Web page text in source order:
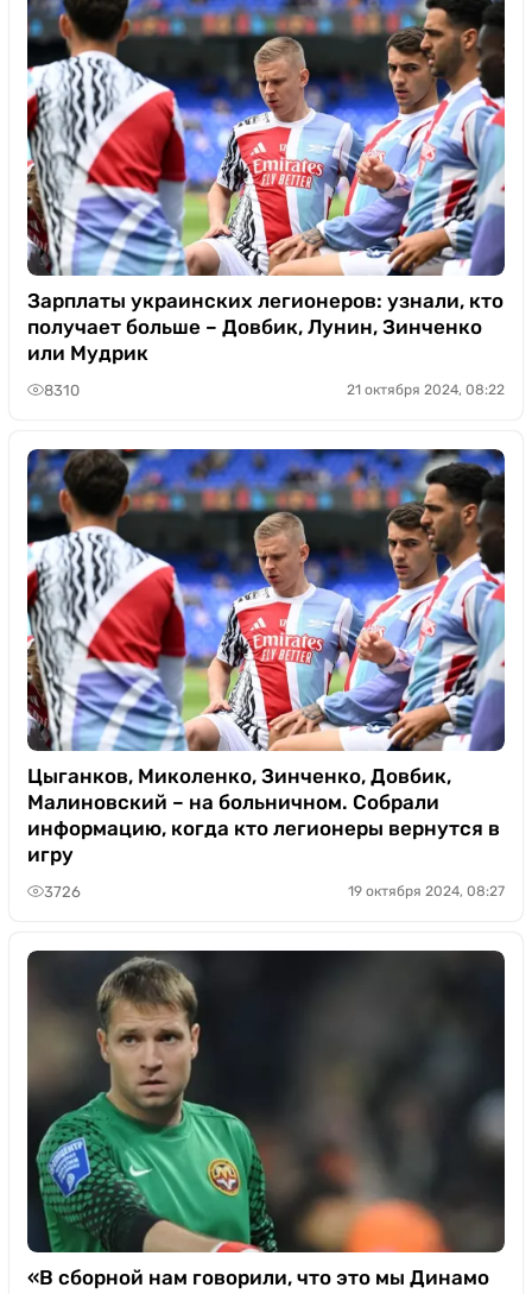
Зарплаты украинских легионеров: узнали, кто
получает больше – Довбик, Лунин, Зинченко
или Мудрик
8310 21 октября 2024, 08:22
Цыганков, Миколенко, Зинченко, Довбик,
Малиновский – на больничном. Собрали
информацию, когда кто легионеры вернутся в
игру
3726 19 октября 2024, 08:27
«В сборной нам говорили, что это мы Динамо